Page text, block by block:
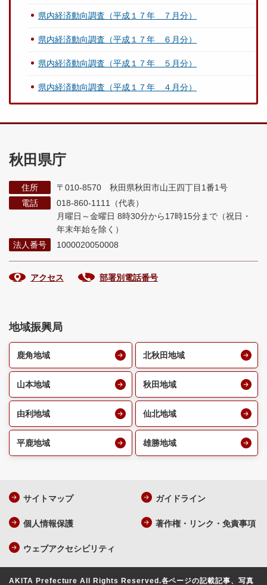
県内経済動向調査（平成１７年 ７月分）
県内経済動向調査（平成１７年 ６月分）
県内経済動向調査（平成１７年 ５月分）
県内経済動向調査（平成１７年 ４月分）
秋田県庁
住所
〒010-8570 秋田県秋田市山王四丁目1番1号
電話
018-860-1111（代表）
月曜日～金曜日 8時30分から17時15分まで （祝日・
年末年始を除く）
法人番号
1000020050008
アクセス 部署別電話番号
地域振興局
鹿角地域 北秋田地域
山本地域 秋田地域
由利地域 仙北地域
平鹿地域 雄勝地域
サイトマップ ガイドライン
個人情報保護 著作権・リンク・免責事項
ウェブアクセシビリティ
AKITA Prefecture All Rights Reserved.各ページの記載記事、写真